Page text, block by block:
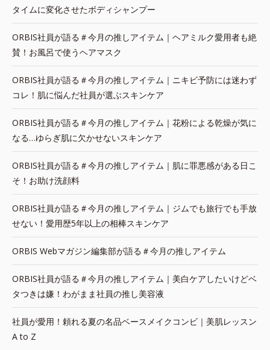
タイムに変化させたボディシャンプー
ORBIS社員が語る＃今月の推しアイテム｜ヘアミルク愛用者も絶
賛！お風呂で使うヘアマスク
ORBIS社員が語る＃今月の推しアイテム｜ニキビ予防には迷わず
コレ！肌に悩んだ社員が選ぶスキンケア
ORBIS社員が語る＃今月の推しアイテム｜花粉による乾燥が気に
なる…ゆらぎ肌に欠かせないスキンケア
ORBIS社員が語る＃今月の推しアイテム｜肌に罪悪感がある日こ
そ！お助け洗顔料
ORBIS社員が語る＃今月の推しアイテム｜ジムでも旅行でも手放
せない！愛用歴5年以上の相棒スキンケア
ORBIS Webマガジン編集部が語る＃今月の推しアイテム
ORBIS社員が語る＃今月の推しアイテム｜美白ケアしたいけどベ
タつきは嫌！わがまま社員の推し美容液
社員が愛用！頼れる夏の名品ベースメイクコンビ｜美肌レッスン
A to Z